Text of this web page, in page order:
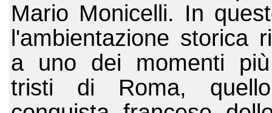
Mario Monicelli. In
l'ambientazione storica
a uno dei momenti
tristi di Roma,